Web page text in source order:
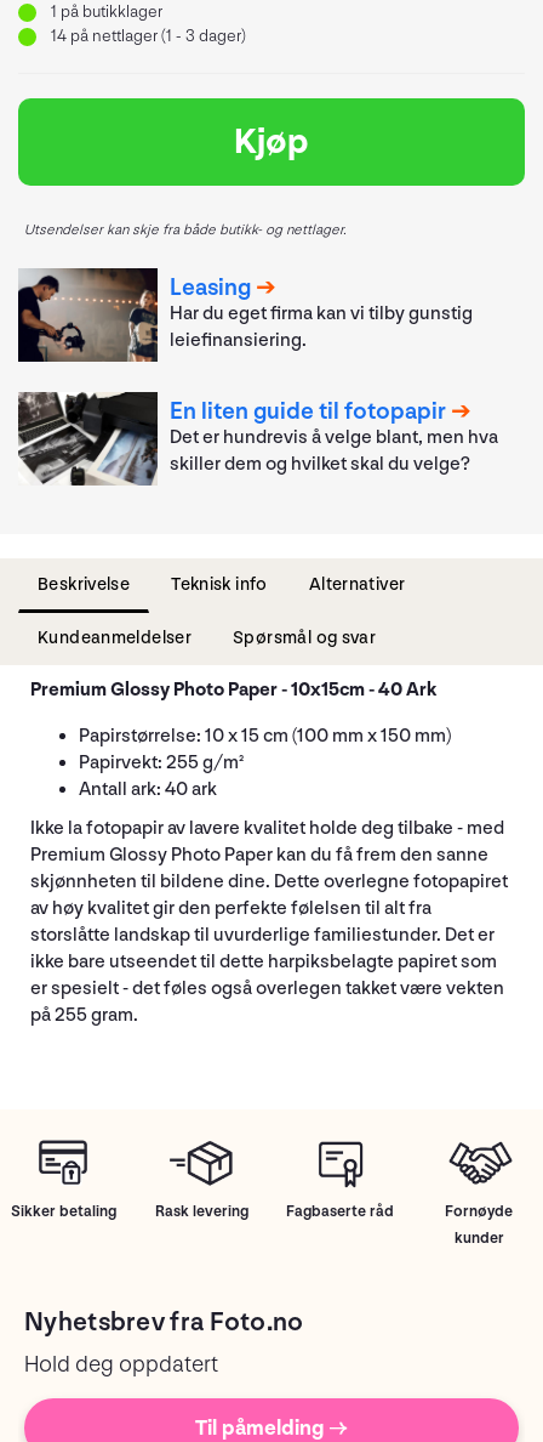
1 på butikklager
14 på nettlager (1 - 3 dager)
Kjøp
Utsendelser kan skje fra både butikk- og nettlager.
Leasing
Har du eget firma kan vi tilby gunstig
leiefinansiering.
En liten guide til fotopapir
Det er hundrevis å velge blant, men hva
skiller dem og hvilket skal du velge?
Beskrivelse Teknisk info Alternativer
Kundeanmeldelser Spørsmål og svar
Premium Glossy Photo Paper - 10x15cm - 40 Ark
Papirstørrelse: 10 x 15 cm (100 mm x 150 mm)
Papirvekt: 255 g/m²
Antall ark: 40 ark
Ikke la fotopapir av lavere kvalitet holde deg tilbake - med
Premium Glossy Photo Paper kan du få frem den sanne
skjønnheten til bildene dine. Dette overlegne fotopapiret
av høy kvalitet gir den perfekte følelsen til alt fra
storslåtte landskap til uvurderlige familiestunder. Det er
ikke bare utseendet til dette harpiksbelagte papiret som
er spesielt - det føles også overlegen takket være vekten
på 255 gram.
Sikker betaling Rask levering Fagbaserte råd
Fornøyde
kunder
Nyhetsbrev fra Foto.no
Hold deg oppdatert
Til påmelding →